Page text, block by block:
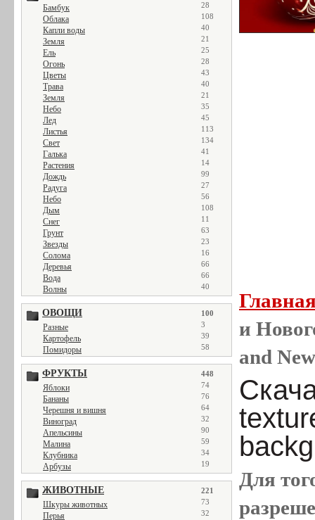
Бамбук 28
Облака 108
Капли воды 40
Земля 21
Ель 25
Огонь 28
Цветы 43
Трава 40
Земля 21
Небо 35
Лед 45
Листья 113
Свет 134
Галька 41
Растения 14
Дождь 99
Радуга 27
Небо 56
Дым 108
Снег 11
Грунт 63
Звезды 23
Солома 16
Деревья 66
Вода 66
Волны 40
ОВОЩИ 100
Разные 3
Картофель 39
Помидоры 58
ФРУКТЫ 448
Яблоки 74
Бананы 76
Черешня и вишня 64
Виноград 32
Апельсины 90
Малина 59
Клубника 34
Арбузы 19
ЖИВОТНЫЕ 221
Шкуры животных 73
Перья 32
и
and
Для